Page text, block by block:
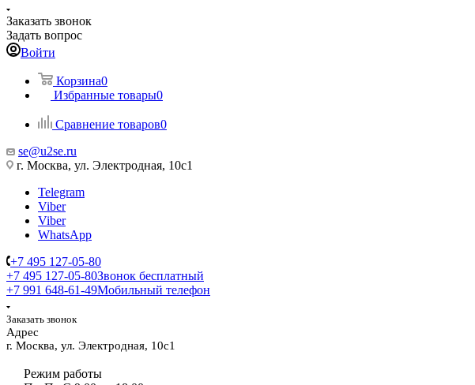
Заказать звонок
Задать вопрос
Войти
Корзина0
Избранные товары0
Сравнение товаров0
se@u2se.ru
г. Москва, ул. Электродная, 10с1
Telegram
Viber
Viber
WhatsApp
+7 495 127-05-80
+7 495 127-05-80Звонок бесплатный
+7 991 648-61-49Мобильный телефон
Заказать звонок
Адрес
г. Москва, ул. Электродная, 10с1
Режим работы